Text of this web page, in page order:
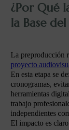
¿Por Qué
la Base
La preproducción
proyecto
En esta etapa se
cronogramas,
herramientas
trabajo
independientes
El impacto es